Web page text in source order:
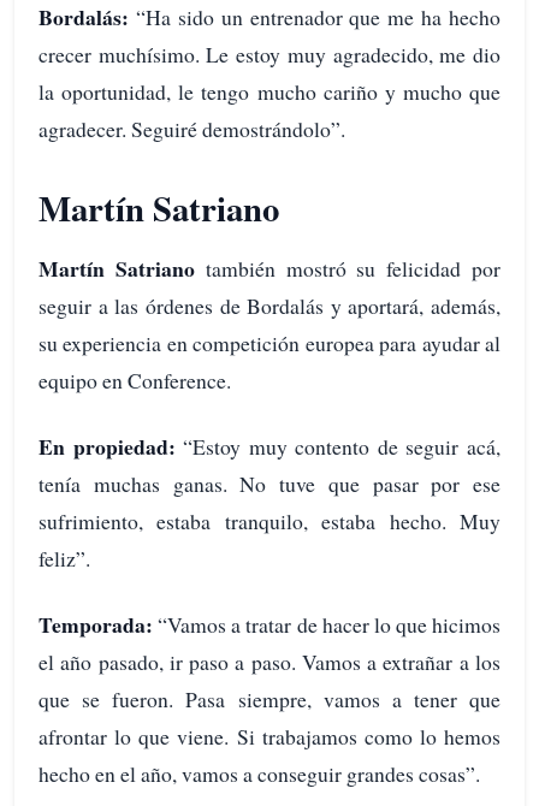
Bordalás: “Ha sido un entrenador que me ha hecho
crecer muchísimo. Le estoy muy agradecido, me dio
la oportunidad, le tengo mucho cariño y mucho que
agradecer. Seguiré demostrándolo”.
Martín Satriano
Martín Satrianotambién mostró su felicidad por
seguir a las órdenes de Bordalás y aportará, además,
su experiencia en competición europea para ayudar al
equipo en Conference.
En propiedad: “Estoy muy contento de seguir acá,
tenía muchas ganas. No tuve que pasar por ese
sufrimiento, estaba tranquilo, estaba hecho. Muy
feliz”.
Temporada:“Vamos a tratar de hacer lo que hicimos
el año pasado, ir paso a paso. Vamos a extrañar a los
que se fueron. Pasa siempre, vamos a tener que
afrontar lo que viene. Si trabajamos como lo hemos
hecho en el año, vamos a conseguir grandes cosas”.